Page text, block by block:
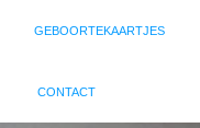
GEBOORTEKAARTJES
CONTACT